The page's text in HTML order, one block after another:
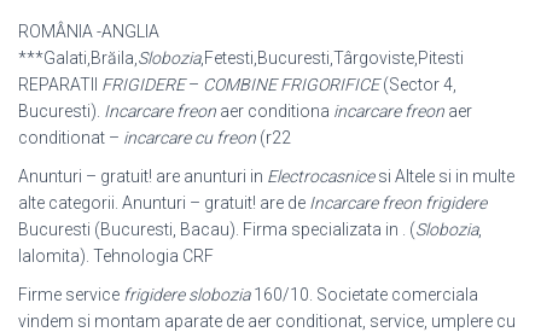
ROMÂNIA -ANGLIA
***Galati,Brăila, Slobozia,Fetesti,Bucuresti,Târgoviste,Pitesti
REPARATII FRIGIDERE– COMBINE FRIGORIFICE(Sector 4,
Bucuresti). Incarcare freon aer conditiona incarcare freon aer
conditionat – incarcare cu freon (r22
Anunturi – gratuit! are anunturi in Electrocasnicesi Altele si in multe
alte categorii. Anunturi – gratuit! are de Incarcare freon frigidere
Bucuresti (Bucuresti, Bacau). Firma specializata in . (Slobozia,
Ialomita). Tehnologia CRF
Firme service frigidere slobozia160/10. Societate comerciala
vindem si montam aparate de aer conditionat, service, umplere cu